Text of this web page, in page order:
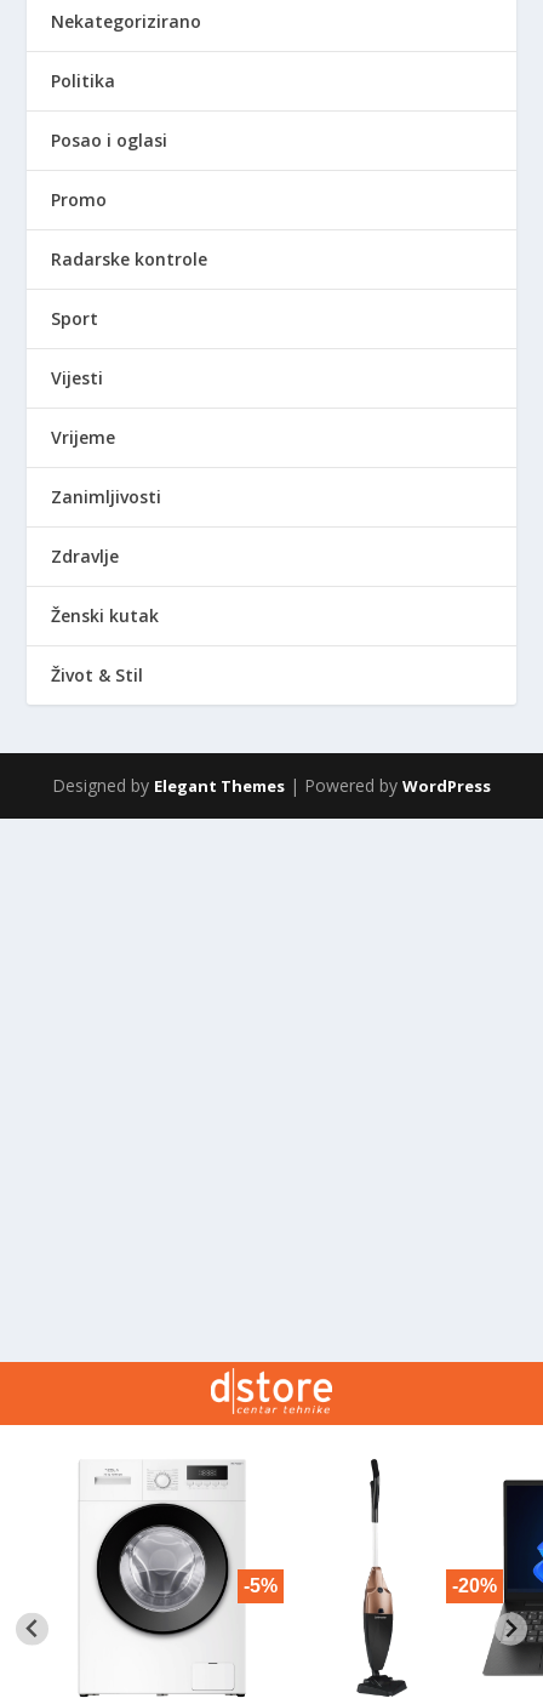
Nekategorizirano
Politika
Posao i oglasi
Promo
Radarske kontrole
Sport
Vijesti
Vrijeme
Zanimljivosti
Zdravlje
Ženski kutak
Život & Stil
Designed by Elegant Themes | Powered by WordPress